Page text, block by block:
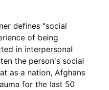
defines "social
of being
in interpersonal
the person's social
as a nation, Afghans
for the last 50